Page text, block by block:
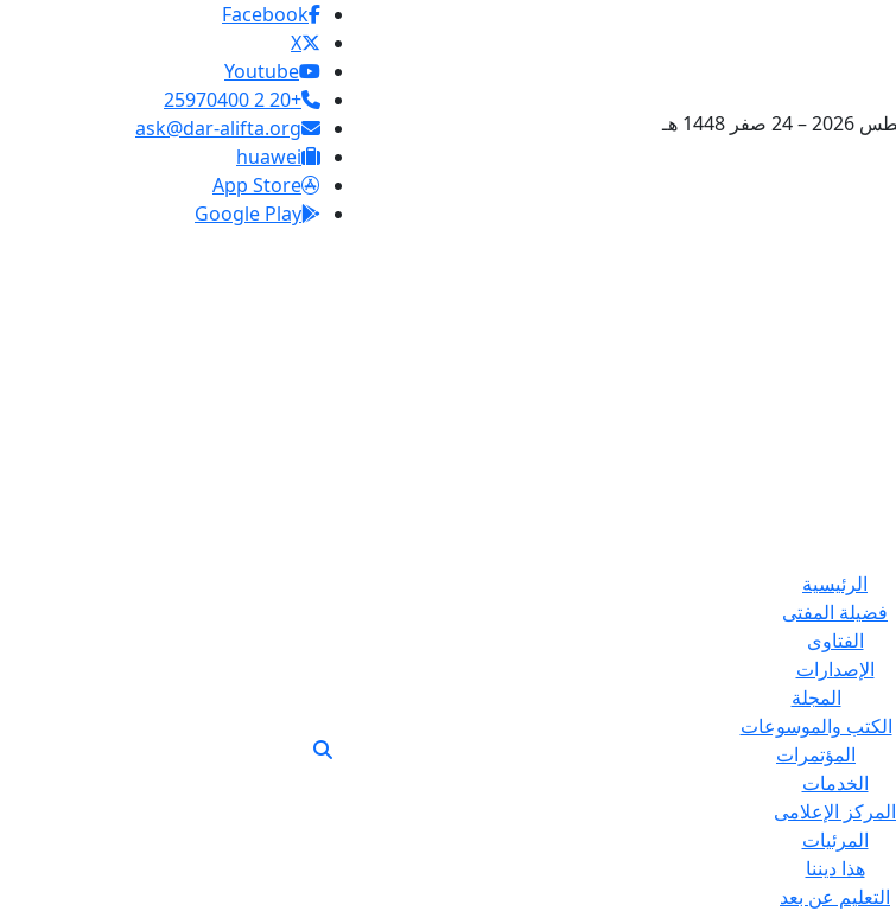
Facebook
X
Youtube
+20 2 25970400
ask@dar-alifta.org
huawei
App Store
Google Play
الرئيسية
فضيلة المفتى
الفتاوى
الإصدارات
المجلة
الكتب والموسوعات
المؤتمرات
الخدمات
المركز الإعلامى
المرئيات
هذا ديننا
التعليم عن بعد